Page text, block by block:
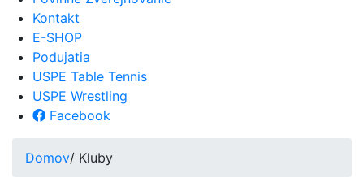
Kontakt
E-SHOP
Podujatia
USPE Table Tennis
USPE Wrestling
Facebook
Domov/ Kluby